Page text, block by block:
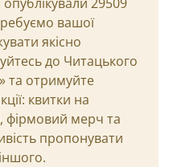
вашої
якісно
до Читацького
та отримуйте
квитки на
фірмовий мерч та
пропонувати